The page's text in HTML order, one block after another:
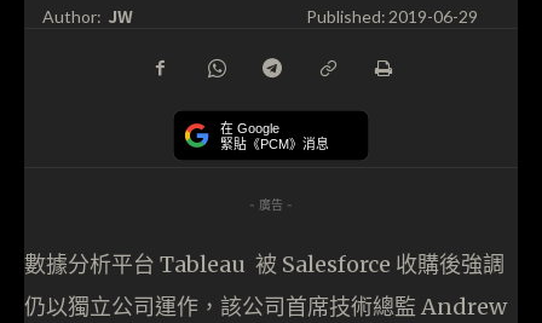
Author: JW Published:2019-06-29
在 Google
緊貼《PCM》消息
- 廣告 -
數據分析平台 Tableau 被 Salesforce 收購後強調
仍以獨立公司運作，該公司首席技術總監 Andrew